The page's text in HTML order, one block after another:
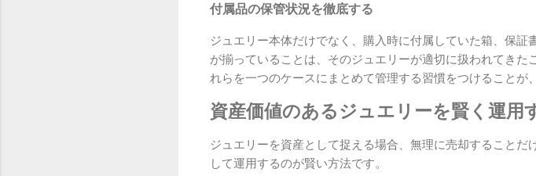
付属品の保管状況を徹底する
ジュエリー本体だけでなく、購入時に付属していた箱、保
が揃っていることは、そのジュエリーが適切に扱われてき
れらを一つのケースにまとめて管理する習慣をつけることが
資産価値のあるジュエリーを賢く運用
ジュエリーを資産として捉える場合、無理に売却すること
して運用するのが賢い方法です。